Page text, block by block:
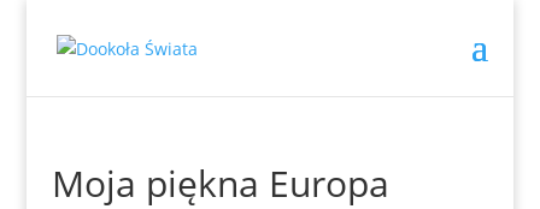
Moja piękna Europa